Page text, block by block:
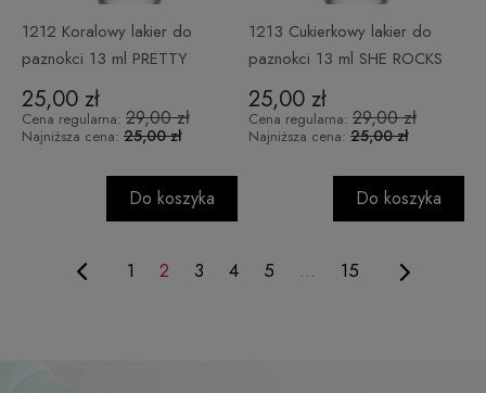
1212 Koralowy lakier do
paznokci 13 ml PRETTY
AWESOME
25,00 zł
Cena regularna: 29,00 zł
Najniższa cena: 25,00 zł
Do koszyka
1213 Cukierkowy lakier do
paznokci 13 ml SHE ROCKS
25,00 zł
Cena regularna: 29,00 zł
Najniższa cena: 25,00 zł
Do koszyka
1 2 3 4 5 ... 15